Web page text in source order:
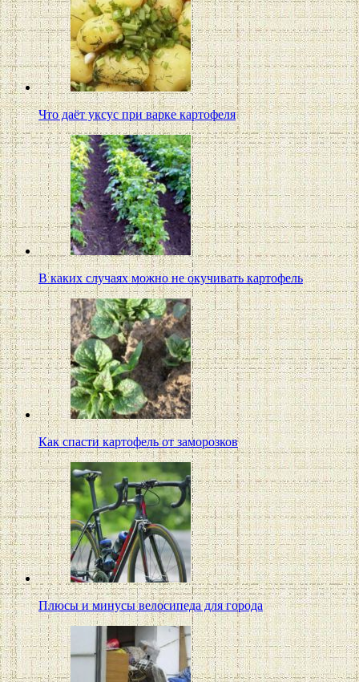
Что даёт уксус при варке картофеля
В каких случаях можно не окучивать картофель
Как спасти картофель от заморозков
Плюсы и минусы велосипеда для города